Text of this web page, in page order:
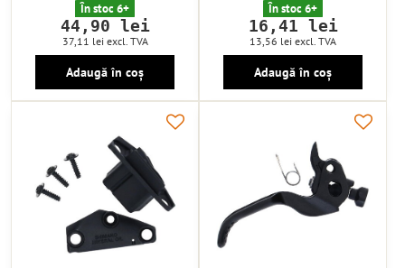
În stoc 6+
44,90 lei
37,11 lei excl. TVA
Adaugă în coș
În stoc 6+
16,41 lei
13,56 lei excl. TVA
Adaugă în coș